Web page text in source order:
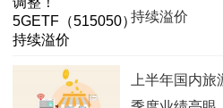
持续溢价
上半年国内